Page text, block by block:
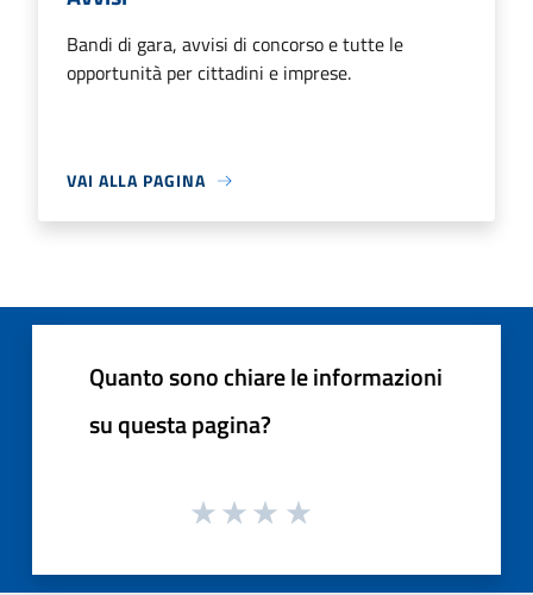
Bandi di gara, avvisi di concorso e tutte le
opportunità per cittadini e imprese.
VAI ALLA PAGINA
Quanto sono chiare le informazioni
su questa pagina?